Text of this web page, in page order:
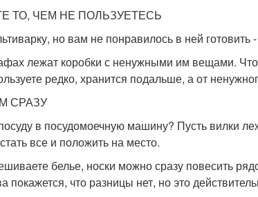
ТО, ЧЕМ НЕ ПОЛЬЗУЕТЕСЬ
но вам не понравилось в ней готовить
лежат коробки с ненужными им вещами.
редко, хранится подальше, а от
СРАЗУ
в посудомоечную машину? Пусть вилки
все и положить на место.
белье, носки можно сразу повесить
покажется, что разницы нет, но это